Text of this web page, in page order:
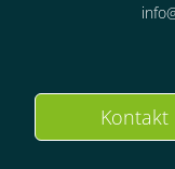
Kontakt